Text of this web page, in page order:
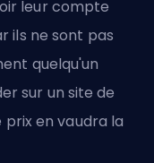
leur compte
ils ne sont pas
quelqu'un
sur un site de
prix en vaudra la